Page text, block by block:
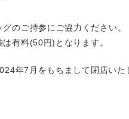
のご持参にご協力ください。
は有料(50円)となります。
年7月をもちまして閉店いた